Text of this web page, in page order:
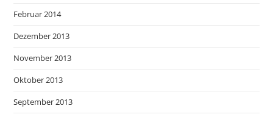
Februar 2014
Dezember 2013
November 2013
Oktober 2013
September 2013